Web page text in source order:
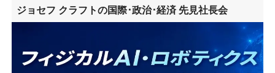
ジョセフ クラフトの国際･政治･経済 先見社長会